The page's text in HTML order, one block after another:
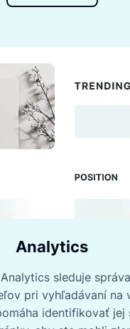
Analytics
sleduje
pri vyhľadávaní na
identifikovať jej